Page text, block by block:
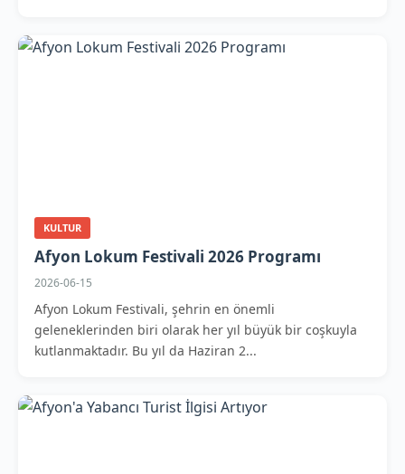
KULTUR
Afyon Lokum Festivali 2026 Programı
2026-06-15
Afyon Lokum Festivali, şehrin en önemli
geleneklerinden biri olarak her yıl büyük bir coşkuyla
kutlanmaktadır. Bu yıl da Haziran 2...